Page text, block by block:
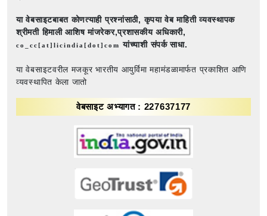
या वेबसाइटबाबत कोणत्याही प्रश्नांसाठी, कृपया वेब माहिती व्यवस्थापक
श्रीमती हिमाली आशिष मांजरेकर,प्रशासकीय अधिकारी,
co_cc[at]licindia[dot]comयांच्याशी संपर्क साधा.
या वेबसाइटवरील मजकूर भारतीय आयुर्विमा महामंडळामार्फत प्रकाशित आणि
व्यवस्थापित केला जातो
वेबसाइट अभ्यागत : 227637177